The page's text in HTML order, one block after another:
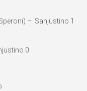
– Sanjustino 1
0